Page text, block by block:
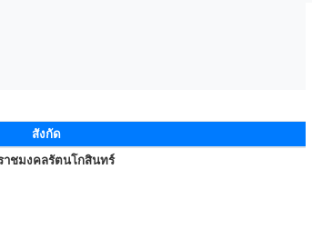
สังกัด
าชมงคลรัตนโกสินทร์